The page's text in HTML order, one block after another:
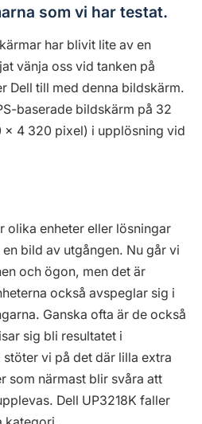
som vi har testat.
har blivit lite av en
vänja oss vid tanken på
Dell till med denna bildskärm.
baserade bildskärm på 32
x 4 320 pixel) i upplösning vid
olika enheter eller lösningar
bild av utgången. Nu går vi
och ögon, men det är
också avspeglar sig i
Ganska ofta är de också
sig bli resultatet i
vi på det där lilla extra
som närmast blir svåra att
Dell UP3218K faller